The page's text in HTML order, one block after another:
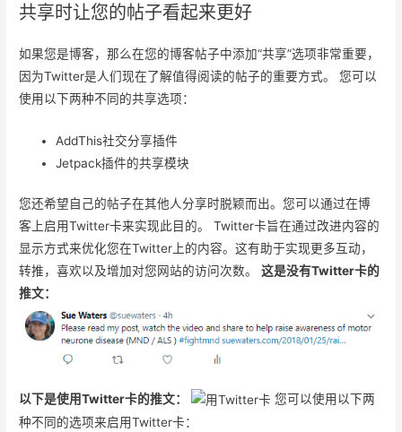
共享时让您的帖子看起来更好
如果您是博客，那么在您的博客帖子中添加“共享”选项非常重要，
因为Twitter是人们现在了解值得阅读的帖子的重要方式。 您可以
使用以下两种不同的共享选项：
AddThis社交分享插件
Jetpack插件的共享模块
您还希望自己的帖子在其他人分享时脱颖而出。您可以通过在博
客上启用Twitter卡来实现此目的。 Twitter卡旨在通过改进内容的
显示方式来优化您在Twitter上的内容。这有助于实现更多互动，
转推，喜欢以及增加对您网站的访问次数。这是没有Twitter卡的
推文：
以下是使用Twitter卡的推文：
您可以使用以下两
种不同的选项来启用Twitter卡：